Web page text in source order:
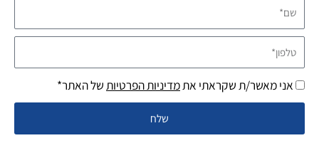
טלפון*
אני מאשר/ת שקראתי אתמדיניות הפרטיותשל האתר*
שלח